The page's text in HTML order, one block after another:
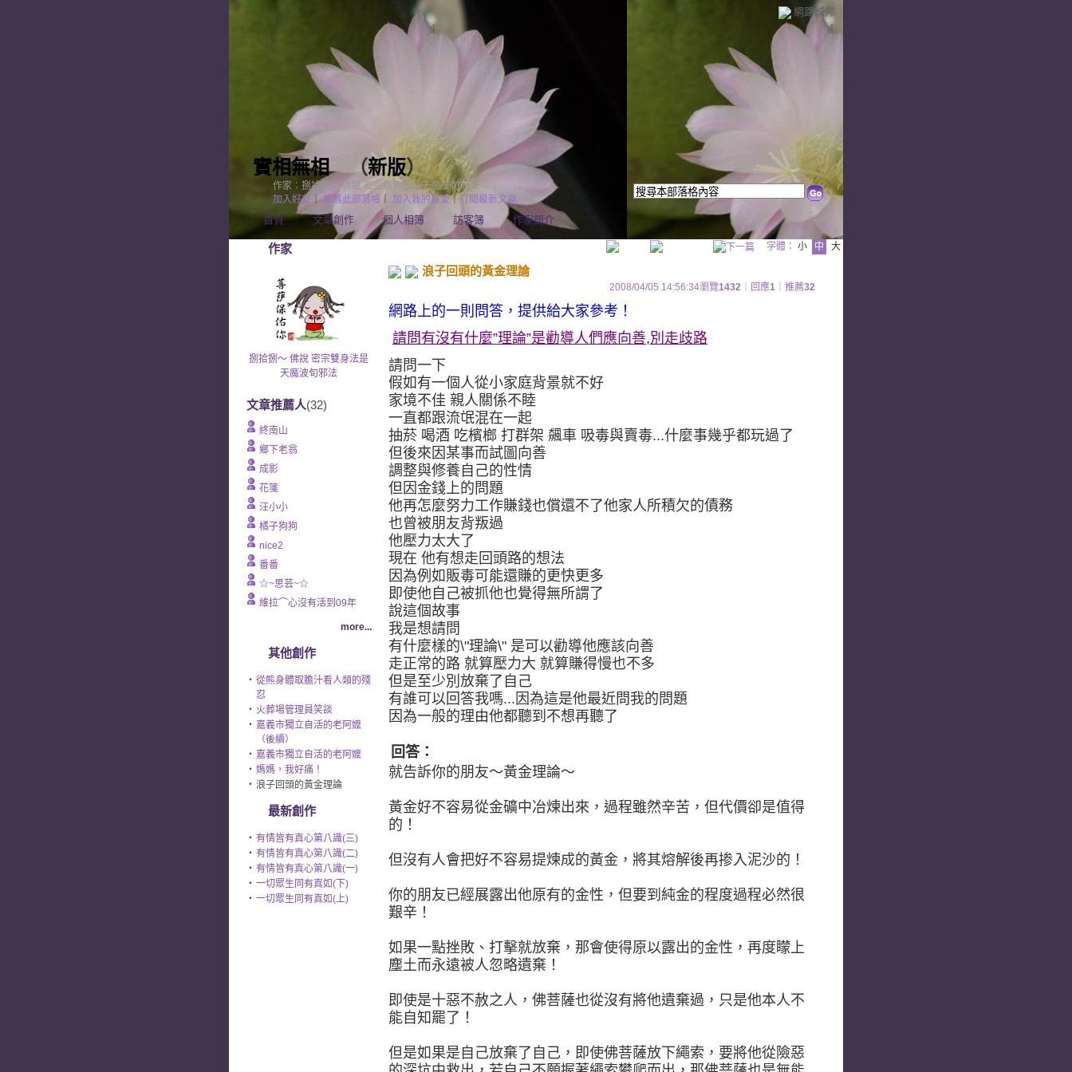
網路城邦
實相無相（新版）
首頁 文章創作 個人相簿 訪客簿 作家簡介
加入好友 ｜推薦此部落格 加入我的最愛｜訂閱最新文章
作家：捌拾捌～ 佛說 密宗雙身法是天魔波旬邪法
作家
捌拾捌～ 佛說 密宗雙身法是
天魔波旬邪法
文章推薦人(32)
終南山
鄉下老翁
成影
花箋
汪小小
橘子狗狗
nice2
番番
☆~思芸~☆
維拉⌒心沒有活到09年
more...
其他創作
‧ 從熊身體取膽汁看人類的殘
忍
‧ 火葬場管理員笑談
‧ 嘉義市獨立自活的老阿嬤
（後續）
‧ 嘉義市獨立自活的老阿嬤
‧ 媽媽，我好痛！
‧ 浪子回頭的黃金理論
最新創作
‧ 有情皆有真心第八識(三)
‧ 有情皆有真心第八識(二)
‧ 有情皆有真心第八識(一)
‧ 一切眾生同有真如(下)
‧ 一切眾生同有真如(上)
字體： 小 中 大
浪子回頭的黃金理論
2008/04/05 14:56:34瀏覽1432 ｜回應1 ｜推薦32
網路上的一則問答，提供給大家參考！
請問有沒有什麼”理論”是勸導人們應向善,別走歧路
請問一下
假如有一個人從小家庭背景就不好
家境不佳 親人關係不睦
一直都跟流氓混在一起
抽菸 喝酒 吃檳榔 打群架 飆車 吸毒與賣毒...什麼事幾乎都玩過了
但後來因某事而試圖向善
調整與修養自己的性情
但因金錢上的問題
他再怎麼努力工作賺錢也償還不了他家人所積欠的債務
也曾被朋友背叛過
他壓力太大了
現在 他有想走回頭路的想法
因為例如販毒可能還賺的更快更多
即使他自己被抓他也覺得無所謂了
說這個故事
我是想請問
有什麼樣的\"理論\" 是可以勸導他應該向善
走正常的路 就算壓力大 就算賺得慢也不多
但是至少別放棄了自己
有誰可以回答我嗎...因為這是他最近問我的問題
因為一般的理由他都聽到不想再聽了
回答：
就告訴你的朋友～黃金理論～
黃金好不容易從金礦中冶煉出來，過程雖然辛苦，但代價卻是值得
的！
但沒有人會把好不容易提煉成的黃金，將其熔解後再掺入泥沙的！
你的朋友已經展露出他原有的金性，但要到純金的程度過程必然很
艱辛！
如果一點挫敗、打擊就放棄，那會使得原以露出的金性，再度矇上
塵土而永遠被人忽略遺棄！
即使是十惡不赦之人，佛菩薩也從沒有將他遺棄過，只是他本人不
能自知罷了！
但是如果是自己放棄了自己，即使佛菩薩放下繩索，要將他從險惡